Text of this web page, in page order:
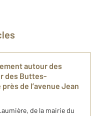
autour des
des Buttes-
de l’avenue Jean
de la mairie du